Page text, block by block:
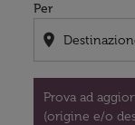
Per
location_on
Prova ad
(origine e/o